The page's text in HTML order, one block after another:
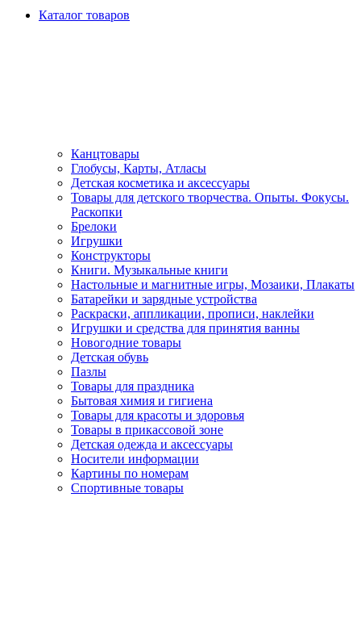
Каталог товаров
Канцтовары
Глобусы, Карты, Атласы
Детская косметика и аксессуары
Товары для детского творчества. Опыты. Фокусы.
Раскопки
Брелоки
Игрушки
Конструкторы
Книги. Музыкальные книги
Настольные и магнитные игры, Мозаики, Плакаты
Батарейки и зарядные устройства
Раскраски, аппликации, прописи, наклейки
Игрушки и средства для принятия ванны
Новогодние товары
Детская обувь
Пазлы
Товары для праздника
Бытовая химия и гигиена
Товары для красоты и здоровья
Товары в прикассовой зоне
Детская одежда и аксессуары
Носители информации
Картины по номерам
Спортивные товары